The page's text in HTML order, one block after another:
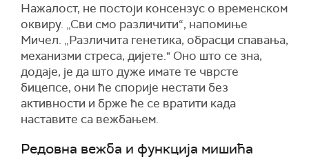
Нажалост, не постоји консензус о временском
оквиру. „Сви смо различити“, напомиње
Мичел. „Различита генетика, обрасци спавања,
механизми стреса, дијете." Оно што се зна,
додаје, је да што дуже имате те чврсте
бицепсе, они ће спорије нестати без
активности и брже ће се вратити када
наставите са вежбањем.
Редовна вежба и функција мишића